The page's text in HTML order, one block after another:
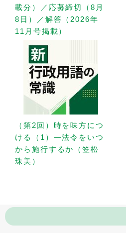
載分）／応募締切（8月
8日）／解答（2026年
11月号掲載）
（第2回）時を味方につ
ける（1）—法令をいつ
から施行するか（笠松
珠美）